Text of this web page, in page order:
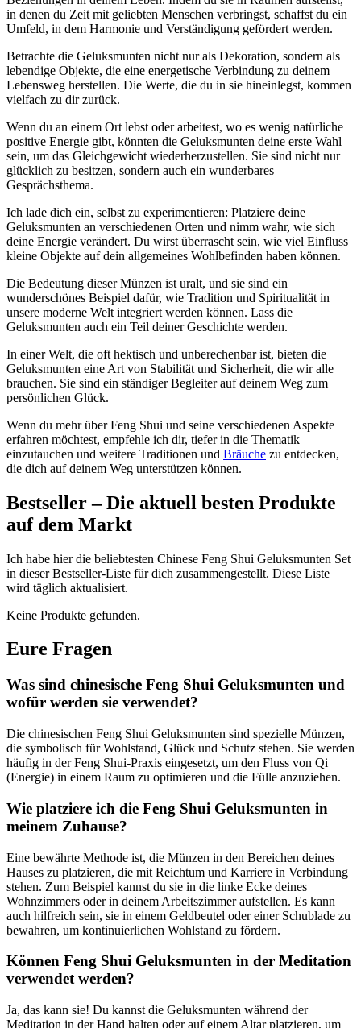
in denen du Zeit mit geliebten Menschen verbringst, schaffst du ein
Umfeld, in dem⁢ Harmonie und‌ Verständigung gefördert⁣ werden.
Betrachte ⁢die Geluksmunten nicht nur ​als Dekoration, ‍sondern als
lebendige⁢ Objekte, die ⁤eine energetische Verbindung zu deinem
Lebensweg herstellen. Die‍ Werte, die du in sie hineinlegst, ‍kommen
vielfach zu dir ​zurück.
Wenn du an einem Ort lebst oder arbeitest, wo es wenig natürliche
positive Energie gibt, könnten die Geluksmunten⁣ deine erste Wahl
sein, um⁣ das Gleichgewicht wiederherzustellen. ⁢Sie sind nicht nur
glücklich zu ⁢besitzen, sondern auch ein wunderbares⁣
Gesprächsthema.
Ich lade dich ein, ⁢selbst zu experimentieren: Platziere deine
⁣Geluksmunten an ‌verschiedenen Orten und nimm wahr, wie sich
deine Energie‍ verändert.⁤ Du⁣ wirst überrascht sein, wie viel Einfluss
kleine Objekte auf dein allgemeines Wohlbefinden haben können.
Die Bedeutung dieser Münzen ist uralt, und sie‍ sind ein
wunderschönes‌ Beispiel ⁤dafür, wie Tradition und Spiritualität in
unsere moderne Welt integriert ‌werden können. Lass die
Geluksmunten auch ein Teil deiner Geschichte werden.
In einer Welt, die oft hektisch und unberechenbar ist, bieten die‌
Geluksmunten eine Art von Stabilität und Sicherheit, die wir alle
brauchen. ⁤Sie sind ein⁣ ständiger ‌Begleiter auf deinem Weg zum
persönlichen Glück.
Wenn du mehr⁤ über Feng⁢ Shui und seine​ verschiedenen ⁤Aspekte
erfahren ⁢möchtest, empfehle ich dir, tiefer in ‌die Thematik
einzutauchen und weitere⁤ Traditionen und Bräuche zu entdecken,
die‍ dich auf deinem Weg unterstützen können.
Bestseller – Die aktuell besten‍ Produkte
‍auf dem Markt
Ich⁢ habe hier die ‍beliebtesten ⁣Chinese Feng⁢ Shui Geluksmunten ⁢Set⁤
in⁢ dieser ‌Bestseller-Liste für dich zusammengestellt.⁢ Diese Liste
wird täglich aktualisiert.
Keine Produkte gefunden.
Eure Fragen
Was sind chinesische Feng Shui Geluksmunten⁢ und
wofür werden sie verwendet?
Die chinesischen Feng Shui Geluksmunten sind spezielle Münzen,
die symbolisch für Wohlstand, Glück und Schutz ​stehen. Sie werden
häufig in der Feng Shui-Praxis eingesetzt, um den Fluss von Qi
(Energie) in ‌einem Raum zu optimieren und die Fülle anzuziehen.
Wie platziere ich die‌ Feng Shui Geluksmunten in
meinem Zuhause?
Eine bewährte Methode ist, die Münzen in den Bereichen deines
Hauses zu platzieren, die​ mit Reichtum und Karriere‌ in Verbindung
stehen. Zum Beispiel kannst ‍du sie in die linke Ecke‍ deines
Wohnzimmers oder in deinem ‍Arbeitszimmer aufstellen. Es kann
auch hilfreich sein, ​sie in einem ⁣Geldbeutel oder einer Schublade⁢ zu
bewahren, ​um⁤ kontinuierlichen Wohlstand zu fördern.
Können Feng Shui Geluksmunten⁤ in der Meditation
verwendet werden?
Ja, das kann sie!‌ Du⁤ kannst die Geluksmunten ‌während der
Meditation in der Hand halten oder auf einem Altar platzieren, um